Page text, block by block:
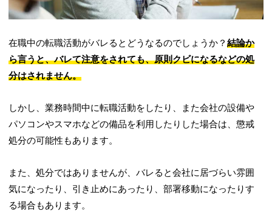
在職中の転職活動がバレるとどうなるのでしょうか？結論か
ら言うと、バレて注意をされても、原則クビになるなどの処
分はされません。
しかし、業務時間中に転職活動をしたり、また会社の設備や
パソコンやスマホなどの備品を利用したりした場合は、懲戒
処分の可能性もあります。
また、処分ではありませんが、バレると会社に居づらい雰囲
気になったり、引き止めにあったり、部署移動になったりす
る場合もあります。